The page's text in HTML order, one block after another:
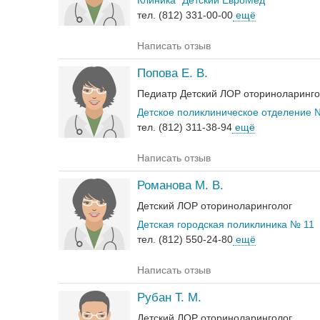
тел. (812) 331-00-00 ещё
Написать отзыв
Попова Е. В.
Педиатр Детский ЛОР
Детское поликлиническое отделение
тел. (812) 311-38-94 ещё
Написать отзыв
Романова М. В.
Детский ЛОР оториноларинголог
Детская городская поликлиника № 11
тел. (812) 550-24-80 ещё
Написать отзыв
Рубан Т. М.